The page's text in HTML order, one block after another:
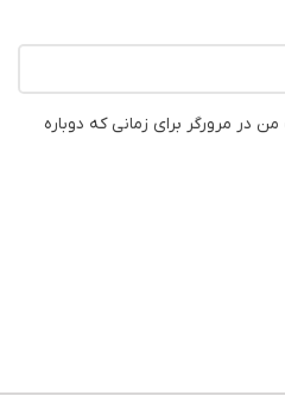
در مرورگر برای زمانی که دوباره